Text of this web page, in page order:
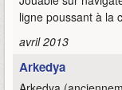
ligne poussant à la
avril 2013
Arkedya